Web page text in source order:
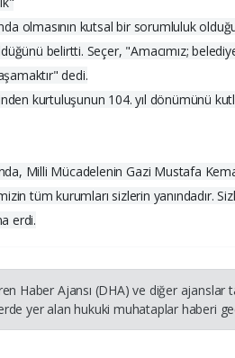
olmasının kutsal bir sorumluluk
belirtti. Seçer, "Amacımız;
dedi.
kurtuluşunun 104. yıl dönümünü
Milli Mücadelenin Gazi Mustafa
tüm kurumları sizlerin yanındadır.
erdi.
Haber Ajansı (DHA) ve diğer
yer alan hukuki muhataplar haberi